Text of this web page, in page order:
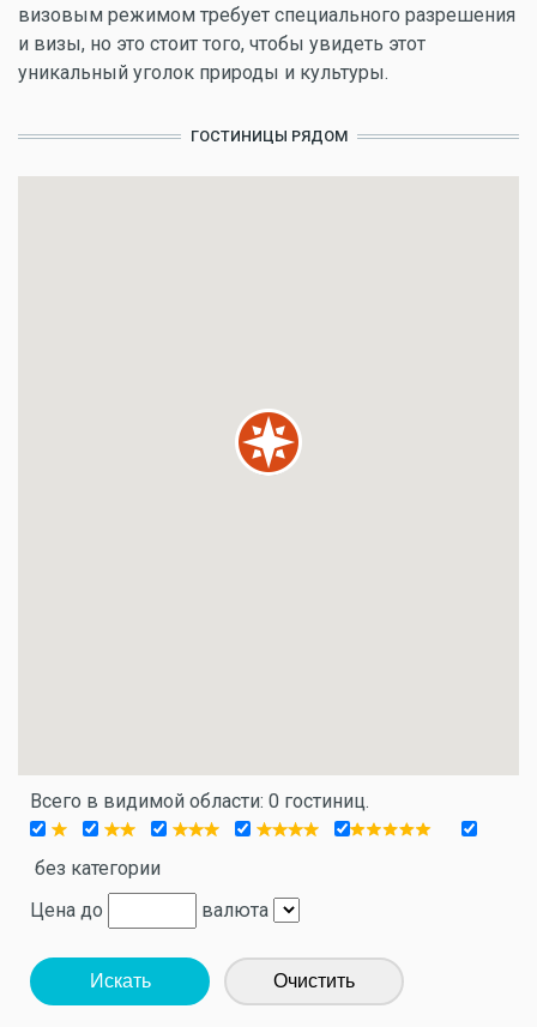
визовым режимом требует специального разрешения
и визы, но это стоит того, чтобы увидеть этот
уникальный уголок природы и культуры.
ГОСТИНИЦЫ РЯДОМ
Всего в видимой области: 0 гостиниц.
без категории
Цена до
валюта
Искать Очистить